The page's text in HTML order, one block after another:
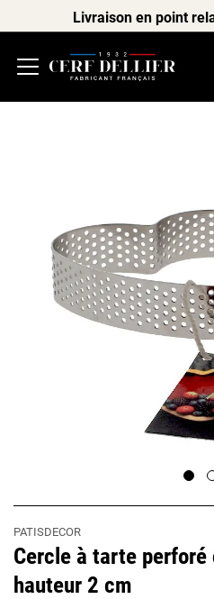
Livraison en point
PATISDECOR
Cercle à tarte perforé
hauteur 2 cm